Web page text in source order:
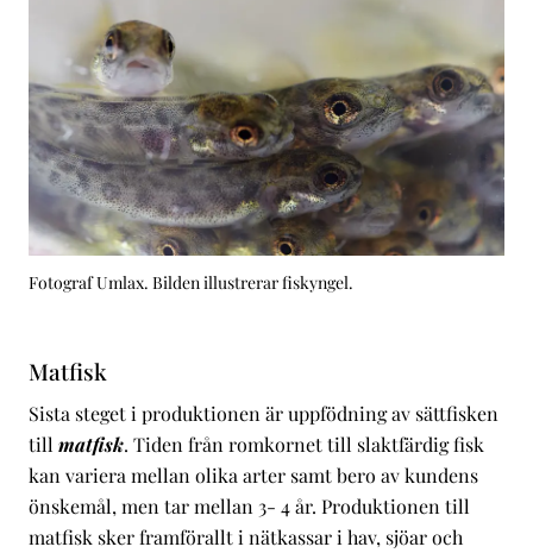
Fotograf Umlax. Bilden illustrerar fiskyngel.
Matfisk
Sista steget i produktionen är uppfödning av sättfisken
till matfisk. Tiden från romkornet till slaktfärdig fisk
kan variera mellan olika arter samt bero av kundens
önskemål, men tar mellan 3- 4 år. Produktionen till
matfisk sker framförallt i nätkassar i hav, sjöar och